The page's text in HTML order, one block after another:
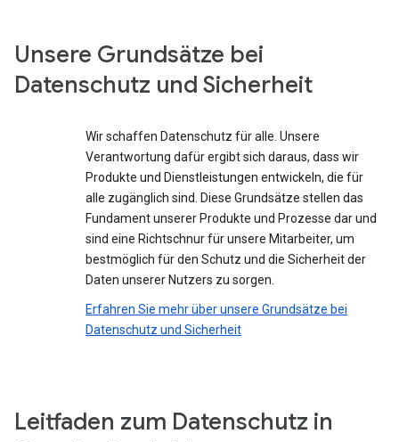
Unsere Grundsätze bei
Datenschutz und Sicherheit
Wir schaffen Datenschutz für alle. Unsere
Verantwortung dafür ergibt sich daraus, dass wir
Produkte und Dienstleistungen entwickeln, die für
alle zugänglich sind. Diese Grundsätze stellen das
Fundament unserer Produkte und Prozesse dar und
sind eine Richtschnur für unsere Mitarbeiter, um
bestmöglich für den Schutz und die Sicherheit der
Daten unserer Nutzers zu sorgen.
Erfahren Sie mehr über unsere Grundsätze bei
Datenschutz und Sicherheit
Leitfaden zum Datenschutz in